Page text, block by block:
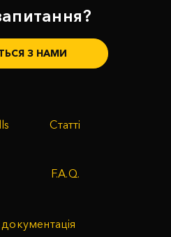
З НАМИ
Статті
F.A.Q.
документація